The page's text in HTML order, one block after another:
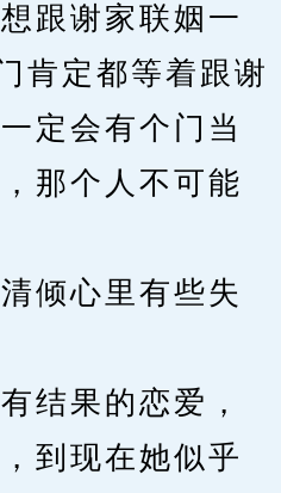
谢家联姻一
肯定都等着跟谢
定会有个门当
那个人不可能
心里有些失
果的恋爱，
到现在她似乎